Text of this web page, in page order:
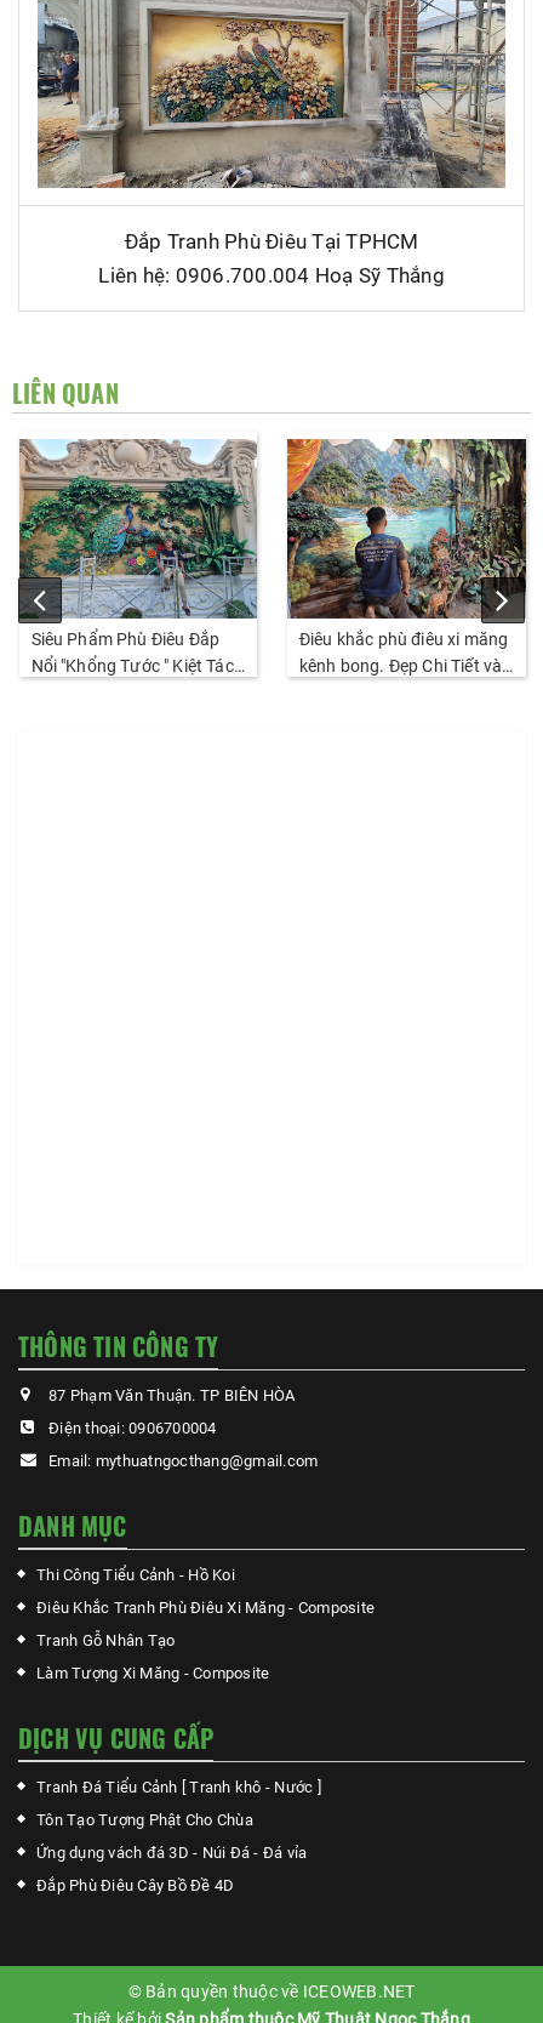
Đắp Tranh Phù Điêu Tại TPHCM
Liên hệ: 0906.700.004 Hoạ Sỹ Thắng
LIÊN QUAN
Siêu Phẩm Phù Điêu Đắp
Nổi "Khổng Tước " Kiệt Tác
Điêu khắc phù điêu xi măng
kênh bong. Đẹp Chi Tiết và
THÔNG TIN CÔNG TY
87 Phạm Văn Thuận. TP BIÊN HÒA
Điện thoại: 0906700004
Email: mythuatngocthang@gmail.com
DANH MỤC
Thi Công Tiểu Cảnh - Hồ Koi
Điêu Khắc Tranh Phù Điêu Xi Măng - Composite
Tranh Gỗ Nhân Tạo
Làm Tượng Xi Măng - Composite
DỊCH VỤ CUNG CẤP
Tranh Đá Tiểu Cảnh [ Tranh khô - Nước ]
Tôn Tạo Tượng Phật Cho Chùa
Ứng dụng vách đá 3D - Núi Đá - Đá vỉa
Đắp Phù Điêu Cây Bồ Đề 4D
© Bản quyền thuộc về ICEOWEB.NET